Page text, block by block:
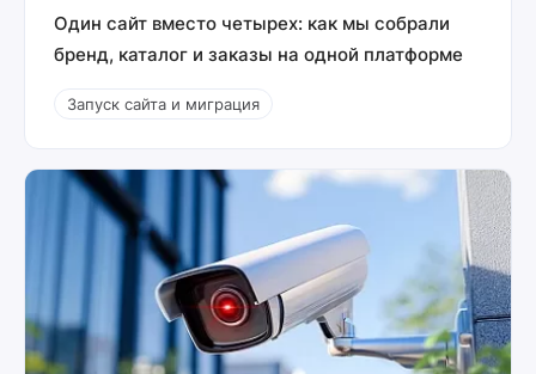
Один сайт вместо четырех: как мы собрали
бренд, каталог и заказы на одной платформе
Запуск сайта и миграция